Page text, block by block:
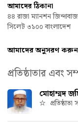
আমাদের ঠিকানা
৪৪ রাজা ম্যানশন
সিলেট ৩১০০ বাংলাদেশ
আমাদের অনুসরণ
প্রতিষ্ঠাতার এবং
মোহাম্মদ